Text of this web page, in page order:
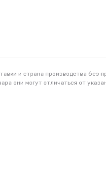
и страна производства без
они могут отличаться от